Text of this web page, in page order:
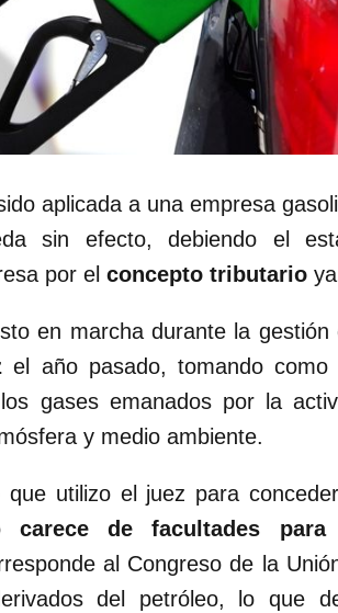
aplicada a una empresa
sin efecto, debiendo el
por el concepto tributario
en marcha durante la gestión
el año pasado, tomando como
gases emanados por la
y medio ambiente.
que utilizo el juez para
carece de facultades
al Congreso de la
del petróleo, lo que